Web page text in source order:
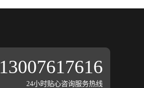
13007617616
24小时贴心咨询服务热线